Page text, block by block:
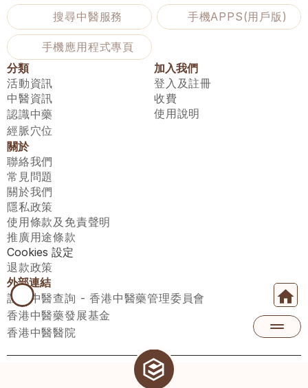
搜尋中醫服務 手機APPS(用戶版)
手機應用程式專頁
分類
活動資訊
中醫資訊
認識中藥
經脈穴位
加入我們
登入及註冊
收費
使用說明
關於
聯絡我們
常見問題
關於我們
隱私政策
使用條款及免責聲明
推廣用途條款
Cookies 設定
退款政策
外部連結
註冊中醫查詢 - 香港中醫藥管理委員會
香港中醫藥發展基金
香港中醫醫院
醫師匯有限公司 ECWAY LIMITED Copyright 2026© All rights